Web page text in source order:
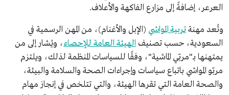
العرعر، إضافةً إلى مزارع الفاكهة والأعلاف.
وتُعد مهنةتربية المواشي (الإبل والأغنام)، من المهن الرسمية في
السعودية، حسب تصنيف الهيئة العامة للإحصاء، ويُشار إلى من
يمتهنها بـ"مربّي الماشية"، وفقًا للسياسات المنظمة لذلك، ويلتزم
مربّو المواشي باتباع سياسات وإجراءات الصحة والسلامة والبيئة،
والصحة العامة التي تقرها الهيئة، والتي تتلخص في إنجاز مهام